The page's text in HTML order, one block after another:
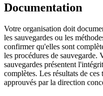
Documentation
Votre organisation doit
les sauvegardes ou les
confirmer qu'elles sont
les procédures de sauvegarde.
sauvegardes présentent
complètes. Les résultats de
approuvés par la direction